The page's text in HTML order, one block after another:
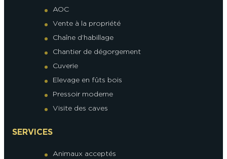
AOC
Vente à la propriété
Chaîne d’habillage
Chantier de dégorgement
Cuverie
Elevage en fûts bois
Pressoir moderne
Visite des caves
SERVICES
Animaux acceptés